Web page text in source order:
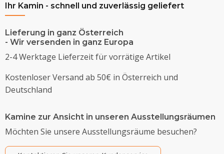
Ihr Kamin - schnell und zuverlässig geliefert
Lieferung in ganz Österreich
- Wir versenden in ganz Europa
2-4 Werktage Lieferzeit für vorrätige Artikel
Kostenloser Versand ab 50€ in Österreich und
Deutschland
Kamine zur Ansicht in unseren Ausstellungsräumen
Möchten Sie unsere Ausstellungsräume besuchen?